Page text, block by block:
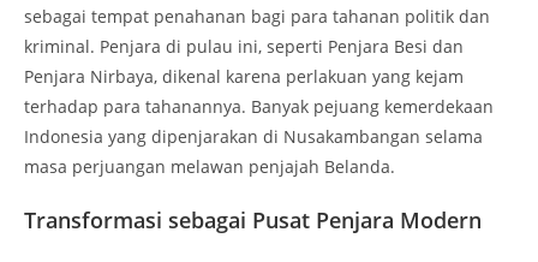
sebagai tempat penahanan bagi para tahanan politik dan
kriminal. Penjara di pulau ini, seperti Penjara Besi dan
Penjara Nirbaya, dikenal karena perlakuan yang kejam
terhadap para tahanannya. Banyak pejuang kemerdekaan
Indonesia yang dipenjarakan di Nusakambangan selama
masa perjuangan melawan penjajah Belanda.
Transformasi sebagai Pusat Penjara Modern